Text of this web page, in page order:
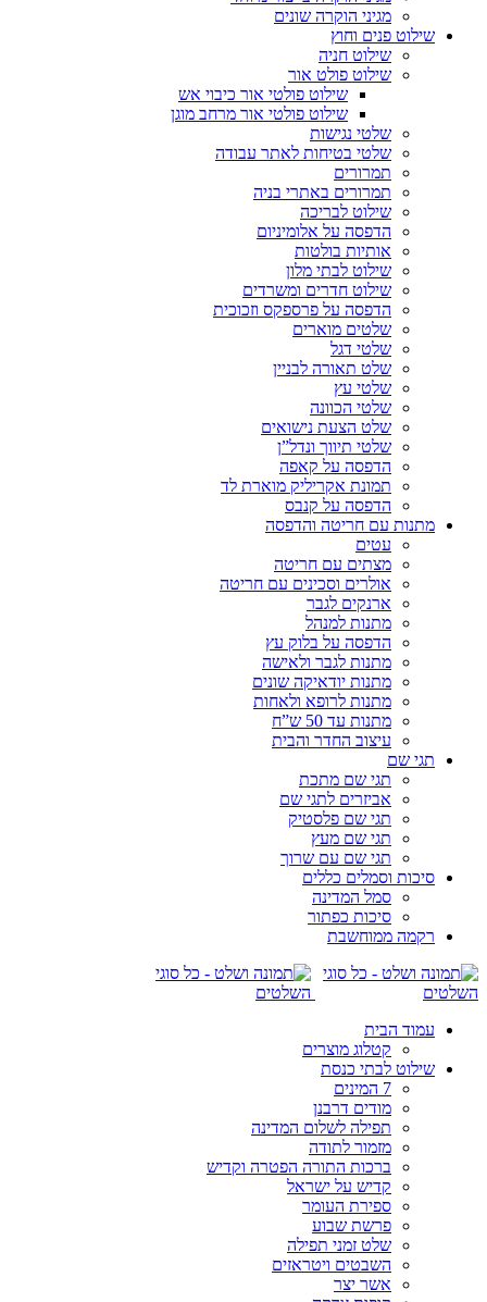
מגיני הוקרה שונים
שילוט פנים וחוץ
שילוט חניה
שילוט פולט אור
שילוט פולטי אור כיבוי אש
שילוט פולטי אור מרחב מוגן
שלטי נגישות
שלטי בטיחות לאתר עבודה
תמרורים
תמרורים באתרי בניה
שילוט לבריכה
הדפסה על אלומיניום
אותיות בולטות
שילוט לבתי מלון
שילוט חדרים ומשרדים
הדפסה על פרספקס וזכוכית
שלטים מוארים
שלטי דגל
שלט תאורה לבניין
שלטי עץ
שלטי הכוונה
שלט הצעת נישואים
שלטי תיווך ונדל”ן
הדפסה על קאפה
תמונת אקריליק מוארת לד
הדפסה על קנבס
מתנות עם חריטה והדפסה
עטים
מצתים עם חריטה
אולרים וסכינים עם חריטה
ארנקים לגבר
מתנות למנהל
הדפסה על בלוק עץ
מתנות לגבר ולאישה
מתנות יודאיקה שונים
מתנות לרופא ולאחות
מתנות עד 50 ש”ח
עיצוב החדר והבית
תגי שם
תגי שם מתכת
אביזרים לתגי שם
תגי שם פלסטיק
תגי שם מעץ
תגי שם עם שרוך
סיכות וסמלים כללים
סמל המדינה
סיכות כפתור
רקמה ממוחשבת
עמוד הבית
קטלוג מוצרים
שילוט לבתי כנסת
7 המינים
מודים דרבנן
תפילה לשלום המדינה
מזמור לתודה
ברכות התורה הפטרה וקדיש
קדיש על ישראל
ספירת העומר
פרשת שבוע
שלט זמני תפילה
השבטים ויטראזים
אשר יצר